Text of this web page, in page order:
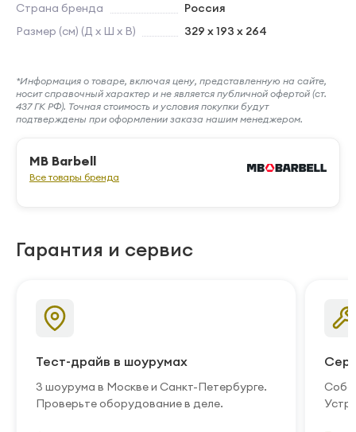
Страна бренда
Россия
Размер (см) (Д х Ш х В)
329 x 193 x 264
*Информация о товаре, включая цену, представленную на сайте,
носит справочный характер и не является публичной офертой (ст.
437 ГК РФ). Точная стоимость и условия покупки будут
подтверждены при оформлении заказа нашим менеджером.
MB Barbell
Все товары бренда
Гарантия и сервис
Тест-драйв в шоурумах
3 шоурума в Москве и Санкт-Петербурге.
Проверьте оборудование в деле.